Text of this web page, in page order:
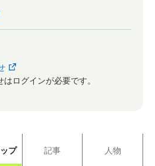
ログインが必要です。
プ 記事 人物